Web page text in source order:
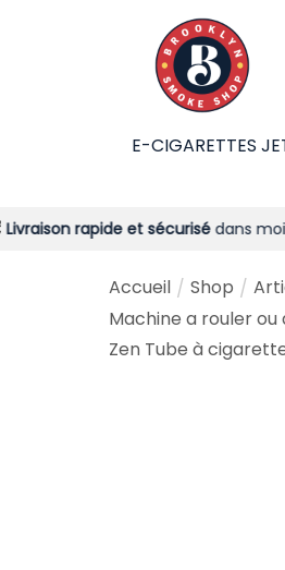
E-CIGARETTES
et sécurisédans moins de 24h
Accueil / Shop /
Machine a rouler
Zen Tube à